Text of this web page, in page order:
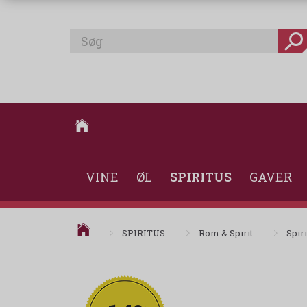
VINE ØL SPIRITUS GAVER
SPIRITUS Rom & Spirit